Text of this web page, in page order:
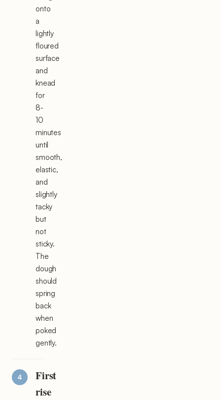
onto
a
lightly
floured
surface
and
knead
for
8-
10
minutes
until
smooth,
elastic,
and
slightly
tacky
but
not
sticky.
The
dough
should
spring
back
when
poked
gently.
First
rise